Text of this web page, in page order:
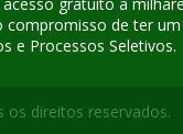
de ter
e Processos Seletivos.
os direitos reservados.